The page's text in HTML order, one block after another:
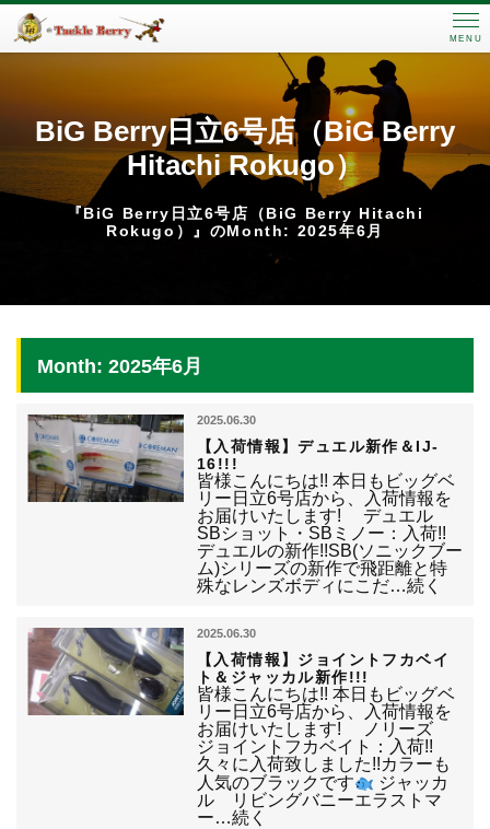
MENU
BiG Berry日立6号店（BiG Berry
Hitachi Rokugo）
『BiG Berry日立6号店（BiG Berry Hitachi
Rokugo）』のMonth: 2025年6月
Month: 2025年6月
2025.06.30
【入荷情報】デュエル新作＆IJ-
16!!!
皆様こんにちは!! 本日もビッグベ
リー日立6号店から、入荷情報を
お届けいたします! デュエル
SBショット・SBミノー：入荷!!
デュエルの新作!!SB(ソニックブー
ム)シリーズの新作で飛距離と特
殊なレンズボディにこだ…続く
2025.06.30
【入荷情報】ジョイントフカベイ
ト＆ジャッカル新作!!!
皆様こんにちは!! 本日もビッグベ
リー日立6号店から、入荷情報を
お届けいたします! ノリーズ
ジョイントフカベイト：入荷!!
久々に入荷致しました!!カラーも
人気のブラックです
ジャッカ
ル リビングバニーエラストマ
ー…続く